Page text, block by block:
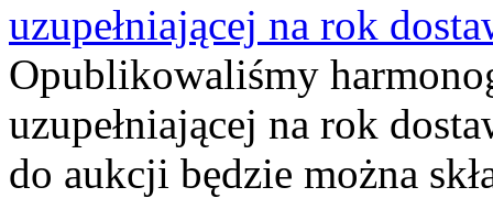
uzupełniającej na rok
Opublikowaliśmy
uzupełniającej na rok
do aukcji będzie można